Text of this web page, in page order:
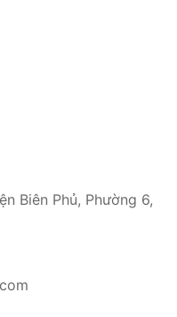
Biên Phủ, Phường 6,